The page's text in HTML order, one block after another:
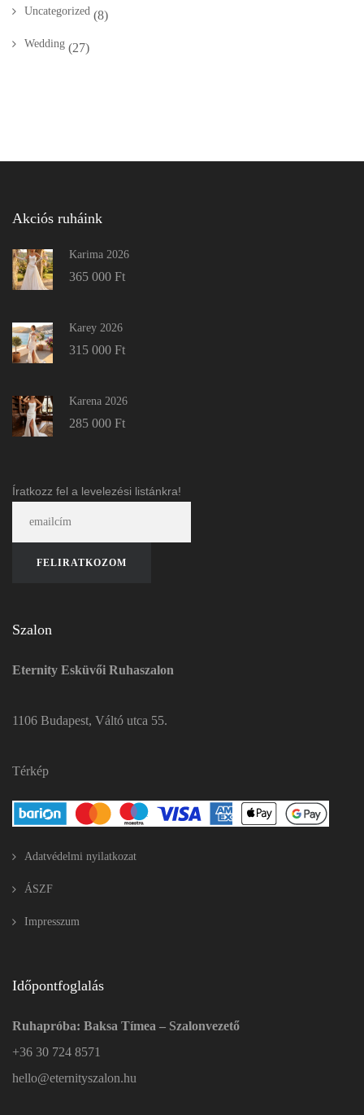
Uncategorized (8)
Wedding (27)
Akciós ruháink
Karima 2026
365 000 Ft
Karey 2026
315 000 Ft
Karena 2026
285 000 Ft
Íratkozz fel a levelezési listánkra!
Szalon
Eternity Esküvői Ruhaszalon
1106 Budapest, Váltó utca 55.
Térkép
Adatvédelmi nyilatkozat
ÁSZF
Impresszum
Időpontfoglalás
Ruhapróba: Baksa Tímea – Szalonvezető
+36 30 724 8571
hello@eternityszalon.hu